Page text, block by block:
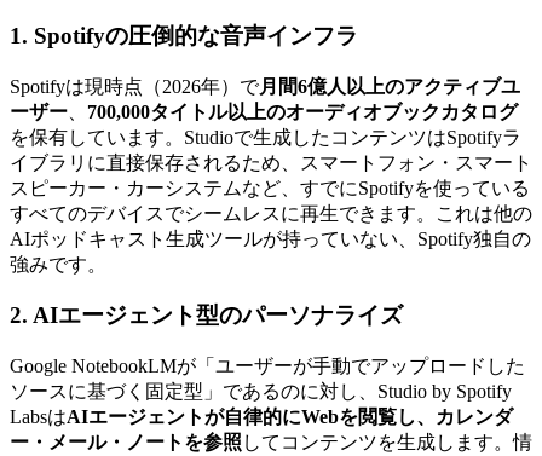
1. Spotifyの圧倒的な音声インフラ
Spotifyは現時点（2026年）で月間6億人以上のアクティブユ
ーザー
700,000タイトル以上のオーディオブックカタログ
を保有しています。Studioで生成したコンテンツはSpotifyラ
イブラリに直接保存されるため、スマートフォン・スマート
スピーカー・カーシステムなど、すでにSpotifyを使っている
すべてのデバイスでシームレスに再生できます。これは他の
AIポッドキャスト生成ツールが持っていない、Spotify独自の
強みです。
2. AIエージェント型のパーソナライズ
Google NotebookLMが「ユーザーが手動でアップロードした
ソースに基づく固定型」であるのに対し、Studio by Spotify
LabsはAIエージェントが自律的にWebを閲覧し、カレンダ
ー・メール・ノートを参照 してコンテンツを生成します。情